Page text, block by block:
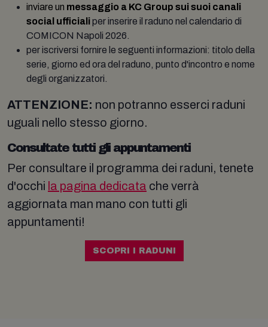
inviare un messaggio a KC Group sui suoi canali
social ufficialiper inserire il raduno nel calendario di
COMICON Napoli 2026.
per iscriversi fornire le seguenti informazioni: titolo della
serie, giorno ed ora del raduno, punto d'incontro e nome
degli organizzatori.
ATTENZIONE: non potranno esserci raduni
uguali nello stesso giorno.
Consultate tutti gli appuntamenti
Per consultare il programma dei raduni, tenete
d'occhi la pagina dedicata che verrà
aggiornata man mano con tutti gli
appuntamenti!
SCOPRI I RADUNI